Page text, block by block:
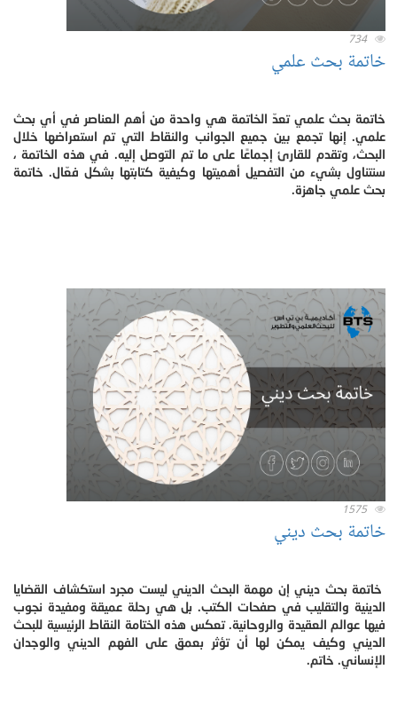
734
خاتمة بحث علمي
خاتمة بحث علمي تعدّ الخاتمة هي واحدة من أهم العناصر في أي بحث
علمي. إنها تجمع بين جميع الجوانب والنقاط التي تم استعراضها خلال
البحث، وتقدم للقارئ إجماعًا على ما تم التوصل إليه. في هذه الخاتمة ،
سنتناول بشيء من التفصيل أهميتها وكيفية كتابتها بشكل فعّال. خاتمة
بحث علمي جاهزة.
1575
خاتمة بحث ديني
خاتمة بحث ديني إن مهمة البحث الديني ليست مجرد استكشاف القضايا
الدينية والتقليب في صفحات الكتب. بل هي رحلة عميقة ومفيدة نجوب
فيها عوالم العقيدة والروحانية. تعكس هذه الختامة النقاط الرئيسية للبحث
الديني وكيف يمكن لها أن تؤثر بعمق على الفهم الديني والوجدان
الإنساني. خاتم.